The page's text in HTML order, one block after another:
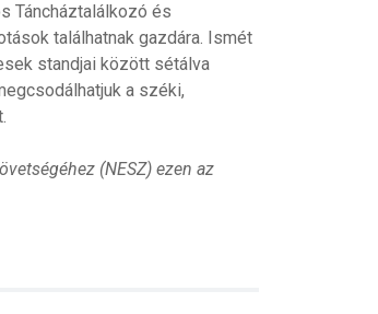
Táncháztalálkozó és
találhatnak gazdára. Ismét
standjai között sétálva
a széki,
(NESZ) ezen az